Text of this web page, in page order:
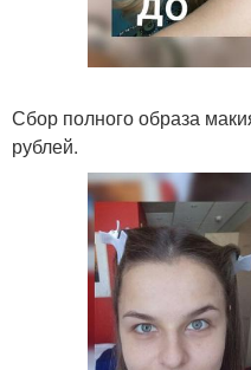
Сбор полного образа
рублей.